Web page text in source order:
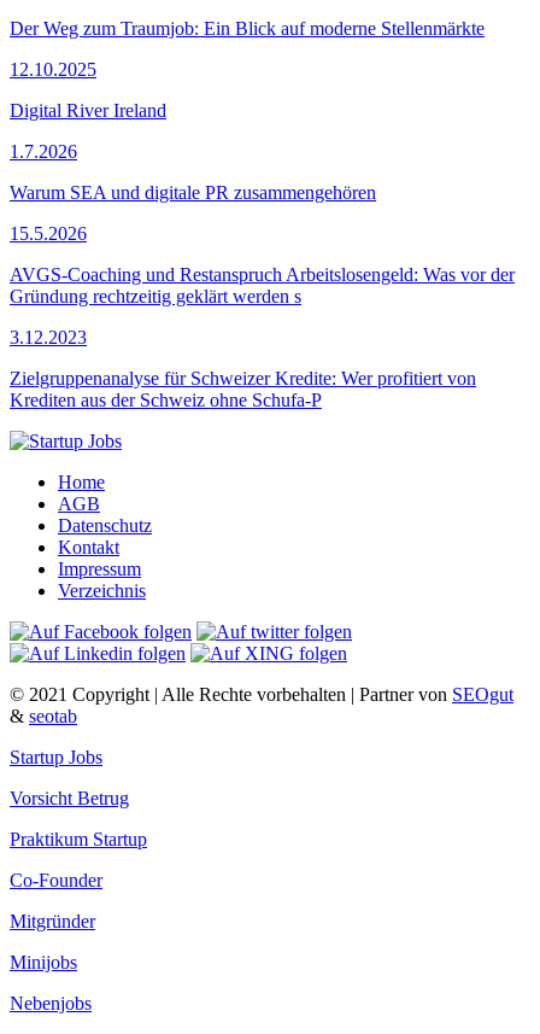
Der Weg zum Traumjob: Ein Blick auf moderne Stellenmärkte
12.10.2025
Digital River Ireland
1.7.2026
Warum SEA und digitale PR zusammengehören
15.5.2026
AVGS-Coaching und Restanspruch Arbeitslosengeld: Was vor der
Gründung rechtzeitig geklärt werden s
3.12.2023
Zielgruppenanalyse für Schweizer Kredite: Wer profitiert von
Krediten aus der Schweiz ohne Schufa-P
Home
AGB
Datenschutz
Kontakt
Impressum
Verzeichnis
© 2021 Copyright | Alle Rechte vorbehalten | Partner von SEOgut
& seotab
Startup Jobs
Vorsicht Betrug
Praktikum Startup
Co-Founder
Mitgründer
Minijobs
Nebenjobs